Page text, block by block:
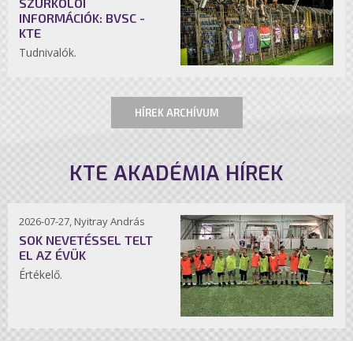
INFORMÁCIÓK: BVSC -
KTE
Tudnivalók.
HÍREK ARCHÍVUM
KTE AKADÉMIA HÍREK
2026-07-27, Nyitray András
SOK NEVETÉSSEL TELT
EL AZ ÉVÜK
Értékelő.